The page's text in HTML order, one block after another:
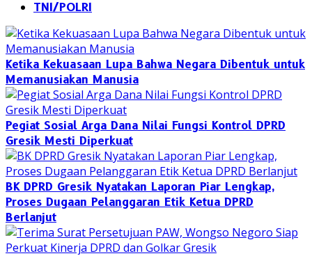
TNI/POLRI
Ketika Kekuasaan Lupa Bahwa Negara Dibentuk untuk
Memanusiakan Manusia
Pegiat Sosial Arga Dana Nilai Fungsi Kontrol DPRD
Gresik Mesti Diperkuat
BK DPRD Gresik Nyatakan Laporan Piar Lengkap,
Proses Dugaan Pelanggaran Etik Ketua DPRD
Berlanjut